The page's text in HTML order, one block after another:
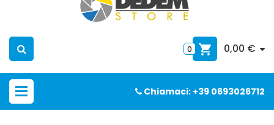
0 0,00 €
Chiamaci: +39 0693026712